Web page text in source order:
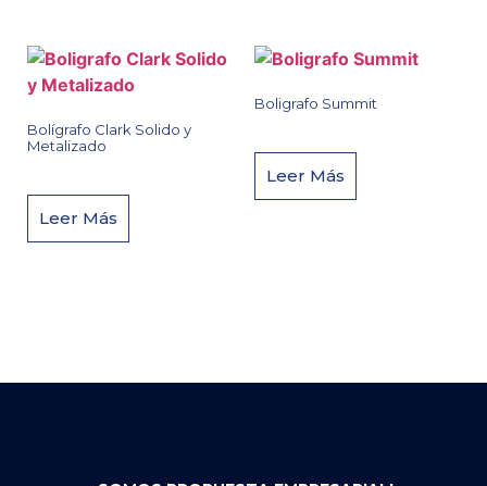
Bolígrafo Clark Solido y
Metalizado
Leer Más
Boligrafo Summit
Leer Más